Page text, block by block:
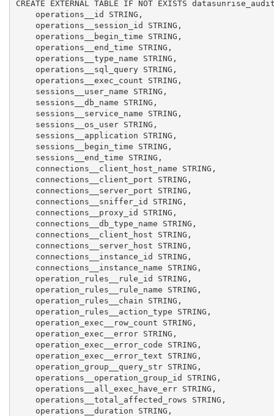
CREATE EXTERNAL TABLE IF NOT EXISTS
    operations__id STRING,
    operations__session_id STRING,
    operations__begin_time STRING,
    operations__end_time STRING,
    operations__type_name STRING,
    operations__sql_query STRING,
    operations__exec_count STRING,
    sessions__user_name STRING,
    sessions__db_name STRING,
    sessions__service_name STRING,
    sessions__os_user STRING,
    sessions__application STRING,
    sessions__begin_time STRING,
    sessions__end_time STRING,
    connections__client_host_name STRING,
    connections__client_port STRING,
    connections__server_port STRING,
    connections__sniffer_id STRING,
    connections__proxy_id STRING,
    connections__db_type_name STRING,
    connections__client_host STRING,
    connections__server_host STRING,
    connections__instance_id STRING,
    connections__instance_name STRING,
    operation_rules__rule_id STRING,
    operation_rules__rule_name STRING,
    operation_rules__chain STRING,
    operation_rules__action_type STRING,
    operation_exec__row_count STRING,
    operation_exec__error STRING,
    operation_exec__error_code STRING,
    operation_exec__error_text STRING,
    operation_group__query_str STRING,
    operations__operation_group_id STRING,
    operations__all_exec_have_err STRING,
    operations__total_affected_rows STRING,
    operations__duration STRING,